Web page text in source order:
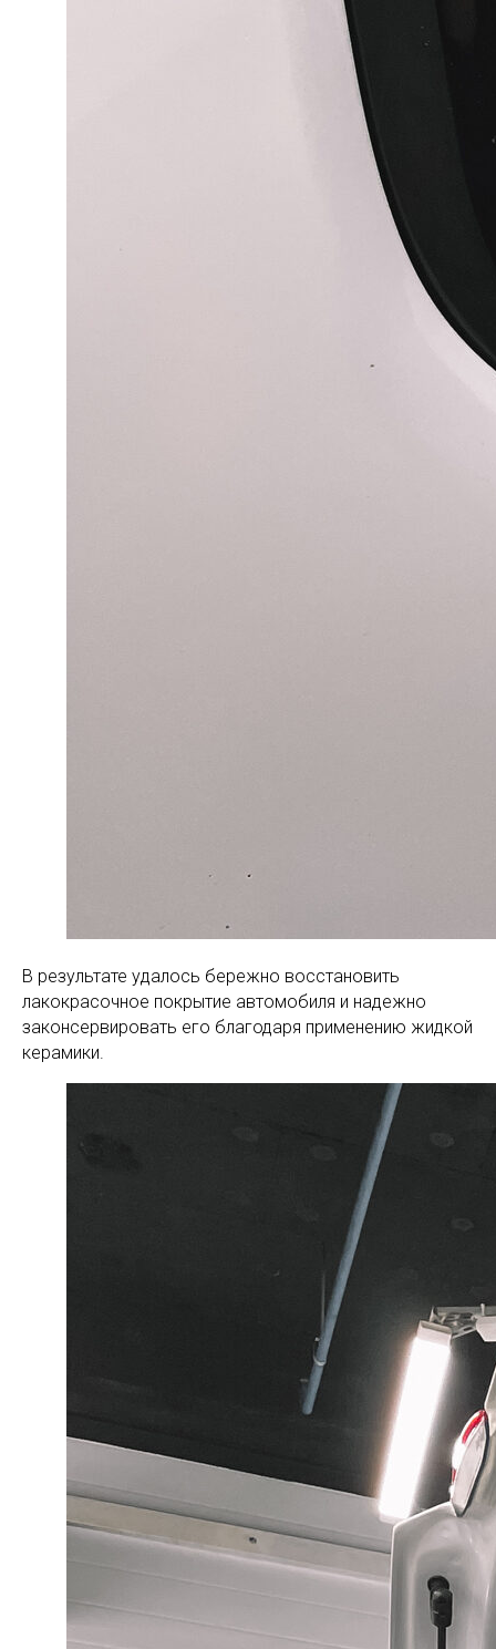
В результате удалось бережно восстановить
лакокрасочное покрытие автомобиля и надежно
законсервировать его благодаря применению жидкой
керамики.